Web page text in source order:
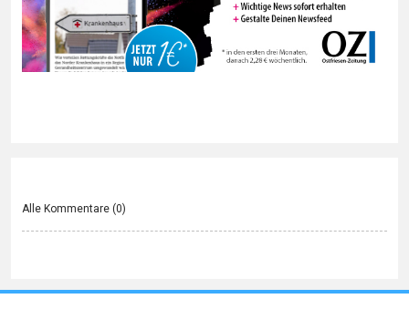
Alle Kommentare (0)